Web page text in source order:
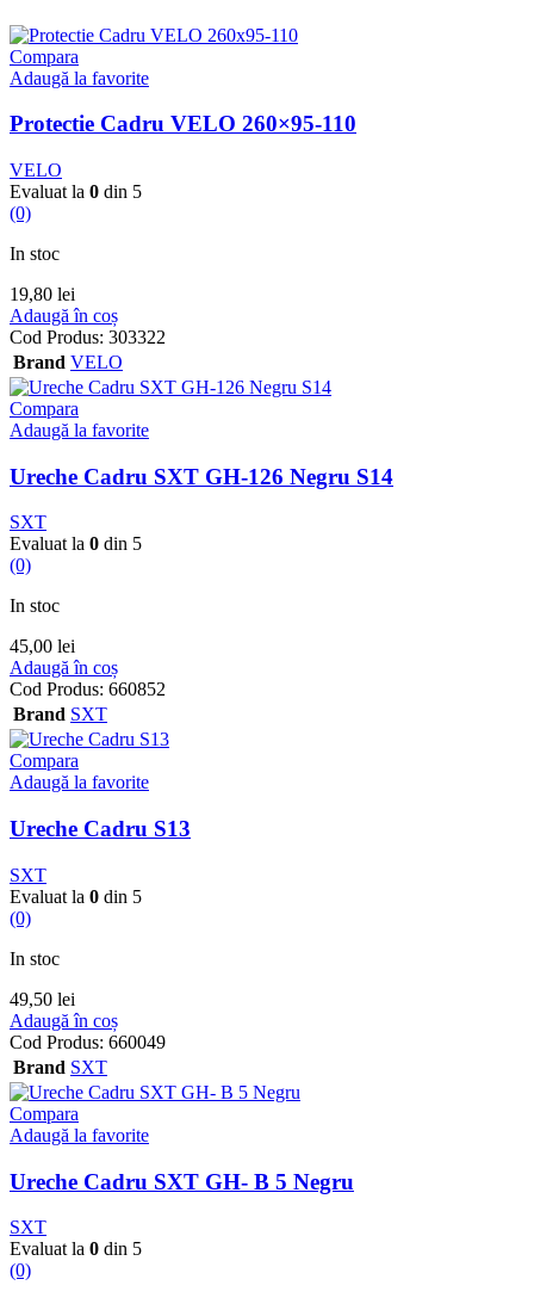
Compara
Adaugă la favorite
Protectie Cadru VELO 260×95-110
VELO
Evaluat la 0 din 5
(0)
In stoc
19,80 lei
Adaugă în coș
Cod Produs: 303322
Brand VELO
Compara
Adaugă la favorite
Ureche Cadru SXT GH-126 Negru S14
SXT
Evaluat la 0 din 5
(0)
In stoc
45,00 lei
Adaugă în coș
Cod Produs: 660852
Brand SXT
Compara
Adaugă la favorite
Ureche Cadru S13
SXT
Evaluat la 0 din 5
(0)
In stoc
49,50 lei
Adaugă în coș
Cod Produs: 660049
Brand SXT
Compara
Adaugă la favorite
Ureche Cadru SXT GH- B 5 Negru
SXT
Evaluat la 0 din 5
(0)